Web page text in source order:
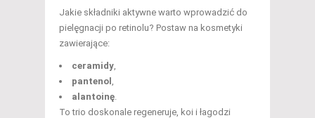
Jakie składniki aktywne warto wprowadzić do
pielęgnacji po retinolu? Postaw na kosmetyki
zawierające:
ceramidy,
pantenol ,
alantoinę.
To trio doskonale regeneruje, koi i łagodzi